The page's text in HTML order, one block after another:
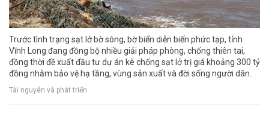
Trước tình trạng sạt lở bờ sông, bờ biển diễn biến phức tạp, tỉnh
Vĩnh Long đang đồng bộ nhiều giải pháp phòng, chống thiên tai,
đồng thời đề xuất đầu tư dự án kè chống sạt lở trị giá khoảng 300 tỷ
đồng nhằm bảo vệ hạ tầng, vùng sản xuất và đời sống người dân.
Tài nguyên và phát triển